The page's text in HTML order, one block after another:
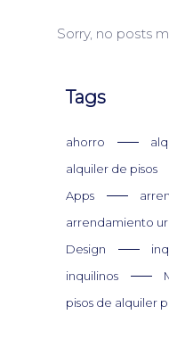
Sorry, no posts
Tags
ahorro
alquiler de pisos
Apps
arrendamiento
Design
inquilinos
pisos de alquiler